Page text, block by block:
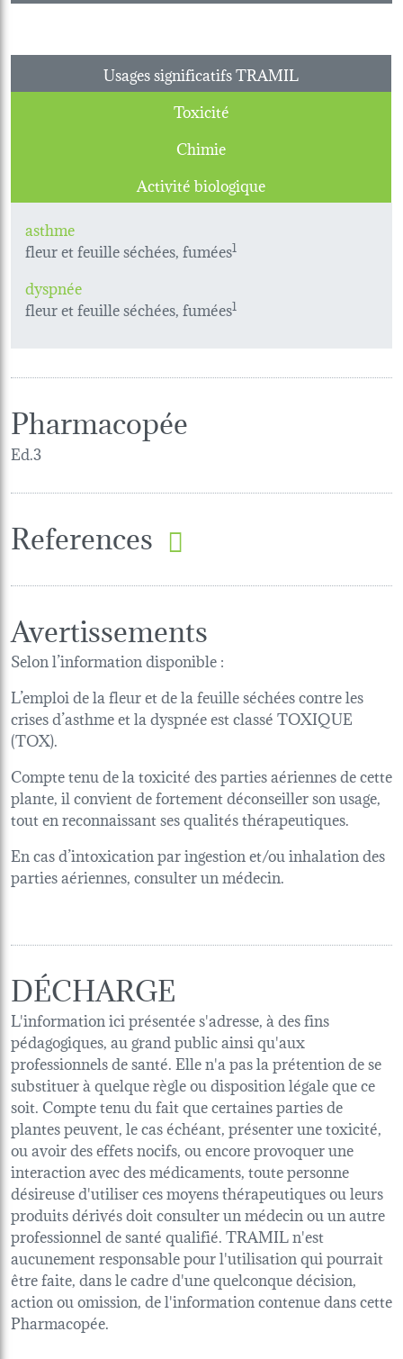
Usages significatifs TRAMIL
Toxicité
Chimie
Activité biologique
asthme
fleur et feuille séchées, fumées1
dyspnée
fleur et feuille séchées, fumées1
Pharmacopée
Ed.3
References
Avertissements
Selon l’information disponible :
L’emploi de la fleur et de la feuille séchées contre les
crises d’asthme et la dyspnée est classé TOXIQUE
(TOX).
Compte tenu de la toxicité des parties aériennes de cette
plante, il convient de fortement déconseiller son usage,
tout en reconnaissant ses qualités thérapeutiques.
En cas d’intoxication par ingestion et/ou inhalation des
parties aériennes, consulter un médecin.
DÉCHARGE
L'information ici présentée s'adresse, à des fins
pédagogiques, au grand public ainsi qu'aux
professionnels de santé. Elle n'a pas la prétention de se
substituer à quelque règle ou disposition légale que ce
soit. Compte tenu du fait que certaines parties de
plantes peuvent, le cas échéant, présenter une toxicité,
ou avoir des effets nocifs, ou encore provoquer une
interaction avec des médicaments, toute personne
désireuse d'utiliser ces moyens thérapeutiques ou leurs
produits dérivés doit consulter un médecin ou un autre
professionnel de santé qualifié. TRAMIL n'est
aucunement responsable pour l'utilisation qui pourrait
être faite, dans le cadre d'une quelconque décision,
action ou omission, de l'information contenue dans cette
Pharmacopée.